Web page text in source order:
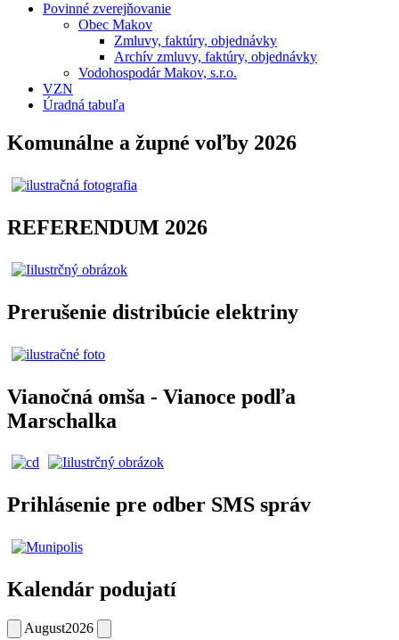
Povinné zverejňovanie
Obec Makov
Zmluvy, faktúry, objednávky
Archív zmluvy, faktúry, objednávky
Vodohospodár Makov, s.r.o.
VZN
Úradná tabuľa
Komunálne a župné voľby 2026
REFERENDUM 2026
Prerušenie distribúcie elektriny
Vianočná omša - Vianoce podľa
Marschalka
Prihlásenie pre odber SMS správ
Kalendár podujatí
August2026